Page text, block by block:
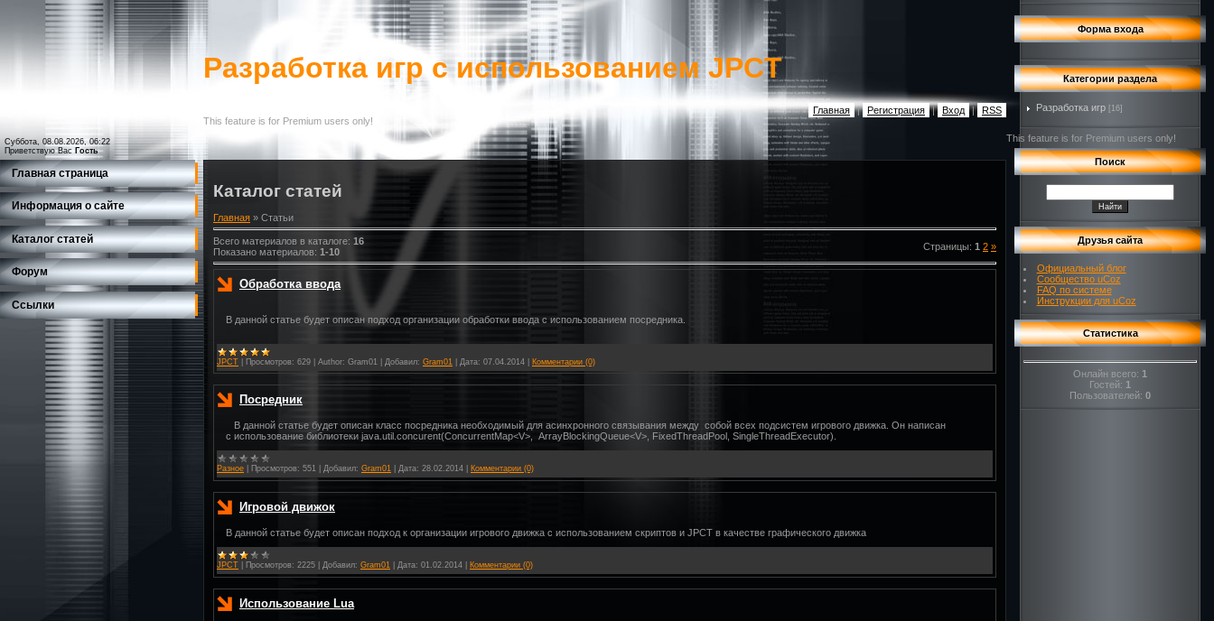
Суббота, 08.08.2026, 06:22
Приветствую Вас Гость
Разработка игр c использованием JPCT
Главная | Регистрация | Вход | RSS
This feature is for Premium users only!
Главная страница
Информация о сайте
Каталог статей
Форум
Ссылки
Каталог статей
Главная » Статьи
Всего материалов в каталоге: 16
Показано материалов: 1-10 Страницы: 1 2 »
Обработка ввода
В данной статье будет описан подход организации обработки ввода с использованием посредника.
JPCT Просмотров: 629 Author: Gram01 Добавил: Gram01 Дата: 07.04.2014 Комментарии (0)
Посредник
В данной статье будет описан класс посредника необходимый для асинхронного связывания между собой всех подсистем игрового движка. Он написан
с использование библиотеки java.util.concurent(ConcurrentMap<V>, ArrayBlockingQueue<V>, FixedThreadPool, SingleThreadExecutor).
Разное Просмотров: 551 Добавил: Gram01 Дата: 28.02.2014 Комментарии (0)
Игровой движок
В данной статье будет описан подход к организации игрового движка с использованием скриптов и JPCT в качестве графического движка
JPCT Просмотров: 2225 Добавил: Gram01 Дата: 01.02.2014 Комментарии (0)
Использование Lua
Форма входа
Категории раздела
Разработка игр [16]
This feature is for Premium users only!
Поиск
Друзья сайта
Официальный блог
Сообщество uCoz
FAQ по системе
Инструкции для uCoz
Статистика
Онлайн всего: 1
Гостей: 1
Пользователей: 0